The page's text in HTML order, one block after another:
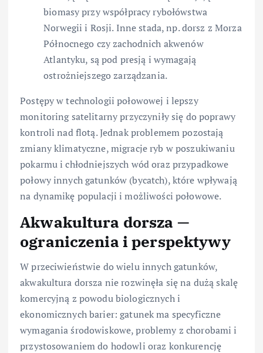
biomasy przy współpracy rybołówstwa
Norwegii i Rosji. Inne stada, np. dorsz z Morza
Północnego czy zachodnich akwenów
Atlantyku, są pod presją i wymagają
ostrożniejszego zarządzania.
Postępy w technologii połowowej i lepszy
monitoring satelitarny przyczyniły się do poprawy
kontroli nad flotą. Jednak problemem pozostają
zmiany klimatyczne, migracje ryb w poszukiwaniu
pokarmu i chłodniejszych wód oraz przypadkowe
połowy innych gatunków (bycatch), które wpływają
na dynamikę populacji i możliwości połowowe.
Akwakultura dorsza —
ograniczenia i perspektywy
W przeciwieństwie do wielu innych gatunków,
akwakultura dorsza nie rozwinęła się na dużą skalę
komercyjną z powodu biologicznych i
ekonomicznych barier: gatunek ma specyficzne
wymagania środowiskowe, problemy z chorobami i
przystosowaniem do hodowli oraz konkurencję